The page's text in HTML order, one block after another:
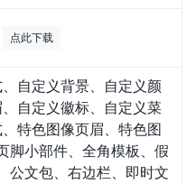
点此下载
自定义背景、自定义颜
自定义徽标、自定义菜
特色图像页眉、特色图
脚小部件、全角模板、假
公文包、右边栏、即时文